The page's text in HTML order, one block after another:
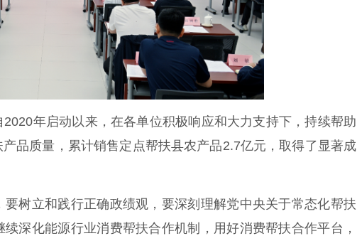
年启动以来，在各单位积极响应和大力支持下，持续帮助
品质量，累计销售定点帮扶县农产品2.7亿元，取得了显著成
立和践行正确政绩观，要深刻理解党中央关于常态化帮扶
深化能源行业消费帮扶合作机制，用好消费帮扶合作平台，